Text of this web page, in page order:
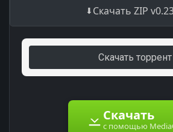
Скачать ZIP
Скачать торрент
Скачать
с помощью